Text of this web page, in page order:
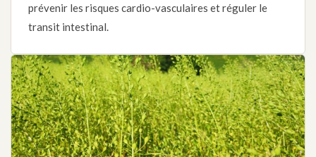
prévenir les risques cardio-vasculaires et réguler le
transit intestinal.